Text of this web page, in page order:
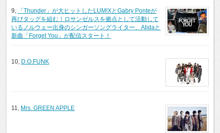
9,
「Thunder」が大ヒットしたLUM!XとGabry Ponteが
再びタッグを組む！ロサンゼルスを拠点として活動して
いるノルウェー出身のシンガーソングライター、Alidaと
新曲「Forget You」が配信スタート！
10, D.O.FUNK
11, Mrs. GREEN APPLE